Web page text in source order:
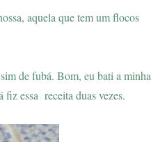
aquela que tem um flocos
de fubá. Bom, eu bati a minha
essa receita duas vezes.